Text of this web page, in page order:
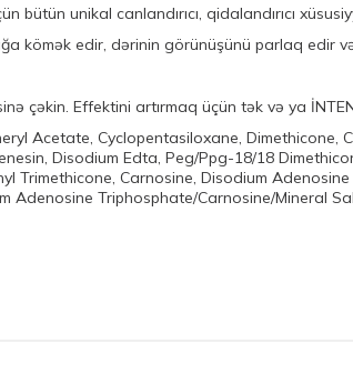
bütün unikal canlandırıcı, qidalandırıcı
kömək edir, dərinin görünüşünü parlaq edir
çəkin. Effektini artırmaq üçün tək və ya
Acetate, Cyclopentasiloxane, Dimethicone,
Disodium Edta, Peg/Ppg-18/18
Trimethicone, Carnosine, Disodium
Adenosine Triphosphate/Carnosine/Mineral